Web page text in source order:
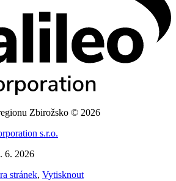
Zbirožsko © 2026
s.r.o.
6. 2026
stránek, Vytisknout